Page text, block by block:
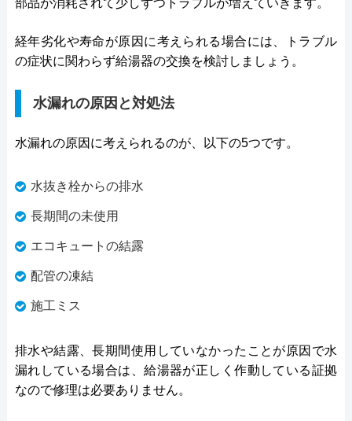
部品が消耗されて少しずつトラブルが増えていきます。
経年劣化や寿命が原因に考えられる場合には、トラブル
の症状に関わらず給湯器の交換を検討しましょう。
水漏れの原因と対処法
水漏れの原因に考えられるのが、以下の5つです。
水抜き栓からの排水
長期間の未使用
エコキュートの結露
配管の凍結
施工ミス
排水や結露、長期間使用していなかったことが原因で水
漏れしている場合は、給湯器が正しく作動している証拠
なので修理は必要ありません。